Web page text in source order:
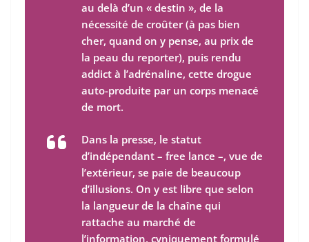
au delà d’un « destin », de la
nécessité de croûter (à pas bien
cher, quand on y pense, au prix de
la peau du reporter), puis rendu
addict à l’adrénaline, cette drogue
auto-produite par un corps menacé
de mort.
Dans la presse, le statut
d’indépendant – free lance –, vue de
l’extérieur, se paie de beaucoup
d’illusions. On y est libre que selon
la langueur de la chaîne qui
rattache au marché de
l’information, cyniquement formulé